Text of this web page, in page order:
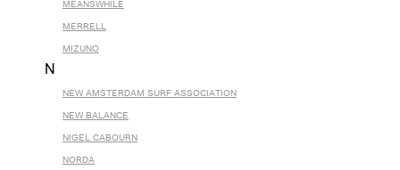
MEANSWHILE
MERRELL
MIZUNO
N
NEW AMSTERDAM SURF ASSOCIATION
NEW BALANCE
NIGEL CABOURN
NORDA